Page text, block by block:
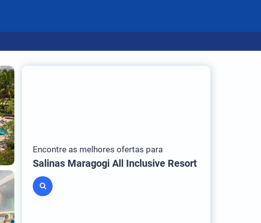
Encontre as melhores ofertas para
Salinas Maragogi All Inclusive Resort